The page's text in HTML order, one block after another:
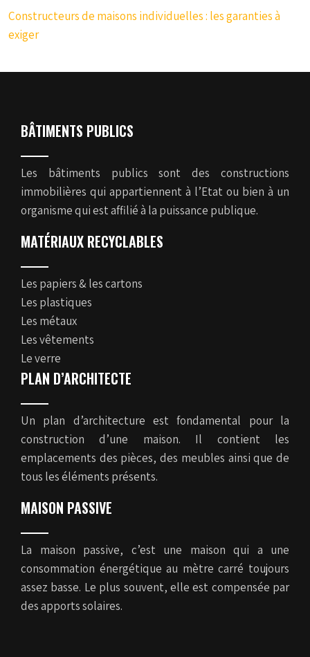
Constructeurs de maisons individuelles : les garanties à
exiger
BÂTIMENTS PUBLICS
Les bâtiments publics sont des constructions
immobilières qui appartiennent à l’Etat ou bien à un
organisme qui est affilié à la puissance publique.
MATÉRIAUX RECYCLABLES
Les papiers & les cartons
Les plastiques
Les métaux
Les vêtements
Le verre
PLAN D’ARCHITECTE
Un plan d’architecture est fondamental pour la
construction d’une maison. Il contient les
emplacements des pièces, des meubles ainsi que de
tous les éléments présents.
MAISON PASSIVE
La maison passive, c’est une maison qui a une
consommation énergétique au mètre carré toujours
assez basse. Le plus souvent, elle est compensée par
des apports solaires.